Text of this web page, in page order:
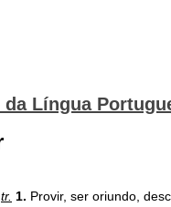
Língua
tr. 1. Provir, ser oriundo,